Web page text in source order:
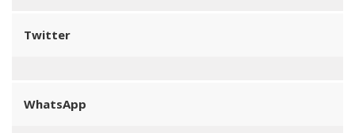
Twitter
WhatsApp